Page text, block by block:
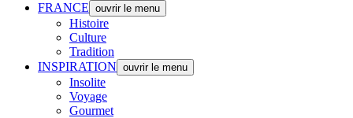
FRANCE ouvrir le menu
Histoire
Culture
Tradition
INSPIRATION ouvrir le menu
Insolite
Voyage
Gourmet